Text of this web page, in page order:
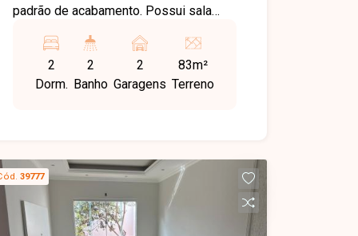
padrão de acabamento. Possui sala
área de serviço e 2 vagas de garagem.
São 2 quartos, ambos suítes com
sacada. Conta com pontos de ar-
alumínio preto linha suprema.
Localizada em bairro com praça
próxima e vigilância 24 horas com
guarita e ronda.
2
Dorm.
2
Banho
2
Garagens
83m²
Terreno
39777